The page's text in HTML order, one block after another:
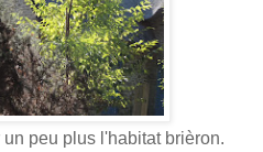
peu plus l'habitat brièron.